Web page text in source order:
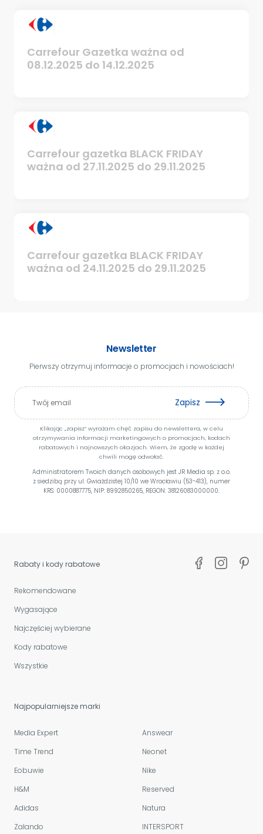
Carrefour Gazetka ważna od
08.12.2025 do 14.12.2025
Carrefour gazetka BLACK FRIDAY
ważna od 27.11.2025 do 29.11.2025
Carrefour gazetka BLACK FRIDAY
ważna od 24.11.2025 do 29.11.2025
Newsletter
Pierwszy otrzymuj informacje o promocjach i nowościach!
Zapisz
Klikając „zapisz” wyrażam chęć zapisu do newslettera, w celu
otrzymywania informacji marketingowych o promocjach, kodach
rabatowych i najnowszych okazjach. Wiem, że zgodę w każdej
chwili mogę odwołać.
Administratorem Twoich danych osobowych jest JR Media sp. z o.o.
z siedzibą przy ul. Gwiaździstej 10/10 we Wrocławiu (53-413), numer
KRS: 0000887775, NIP: 8992850265, REGON: 38126083000000.
Rabaty i kody rabatowe
Rekomendowane
Wygasające
Najczęściej wybierane
Kody rabatowe
Wszystkie
Najpopularniejsze marki
Media Expert
Time Trend
Eobuwie
H&M
Adidas
Zalando
Answear
Neonet
Nike
Reserved
Natura
INTERSPORT